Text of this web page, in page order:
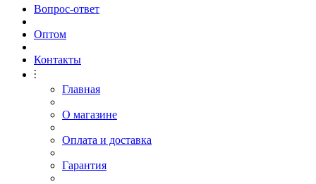
Вопрос-ответ
Оптом
Контакты
⫶
Главная
О магазине
Оплата и доставка
Гарантия